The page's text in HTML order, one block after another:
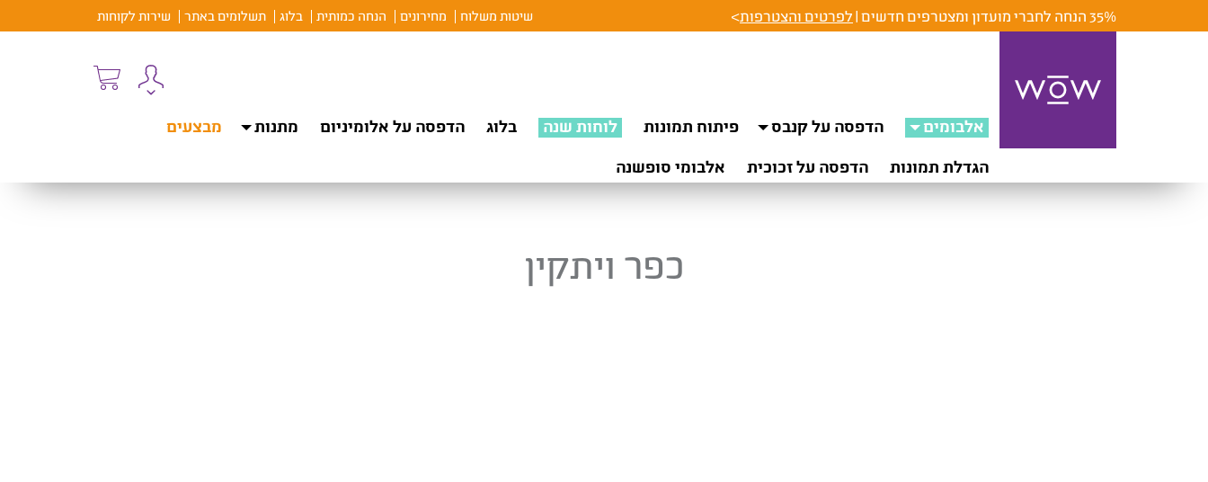
35% הנחה לחברי מועדון ומצטרפים חדשים | לפרטים והצטרפות> שיטות משלוח מחירונים הנחה כמותית בלוג תשלומים באתר שירות לקוחות
אלבומים הדפסה על קנבס פיתוח תמונות לוחות שנה בלוג הדפסה על אלומיניום מתנות
מבצעים
הגדלת תמונות
הדפסה על זכוכית אלבומי סופשנה
כפר ויתקין